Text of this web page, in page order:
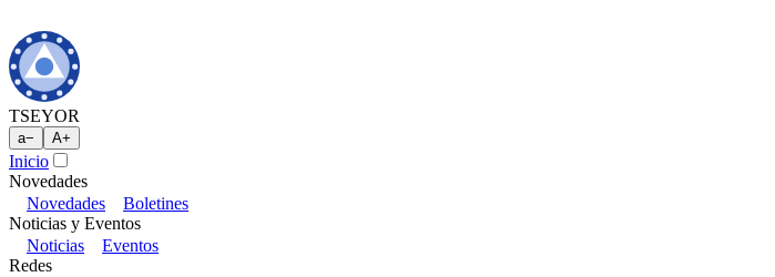
TSEYOR
a− A+
Inicio
Novedades
Novedades
Boletines
Noticias y Eventos
Noticias
Eventos
Redes